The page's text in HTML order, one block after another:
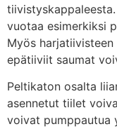
vuotaa esimerkiksi
Myös
epätiiviit saumat
Peltikaton osalta
asennetut tiilet
voivat pumppautua